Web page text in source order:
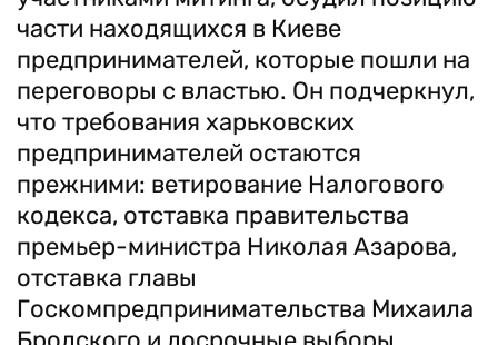
части находящихся в Киеве
предпринимателей, которые пошли на
переговоры с властью. Он подчеркнул,
что требования харьковских
предпринимателей остаются
прежними: ветирование Налогового
кодекса, отставка правительства
премьер-министра Николая Азарова,
отставка главы
Госкомпредпринимательства Михаила